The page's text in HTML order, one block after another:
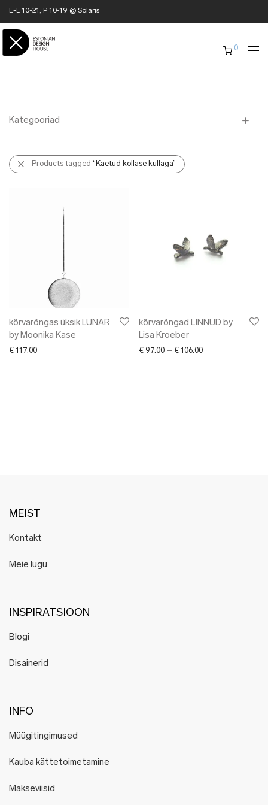
E-L 10-21, P 10-19 @ Solaris
0
Kategooriad
Kõik
✖ KODU
✖ ONLY @ EDH
✖ DISAINERID
Products tagged “Kaetud kollase kullaga”
kõrvarõngas üksik LUNAR
by Moonika Kase
€ 117.00
kõrvarõngad LINNUD by
Lisa Kroeber
€ 97.00 – € 106.00Price range: €
MEIST
Kontakt
Meie lugu
INSPIRATSIOON
Blogi
Disainerid
INFO
Müügitingimused
Kauba kättetoimetamine
Makseviisid